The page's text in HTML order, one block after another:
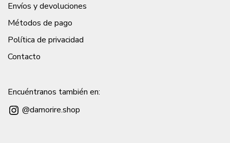
Envíos y devoluciones
Métodos de pago
Política de privacidad
Contacto
Encuéntranos también en:
Instagram
@damorire.shop